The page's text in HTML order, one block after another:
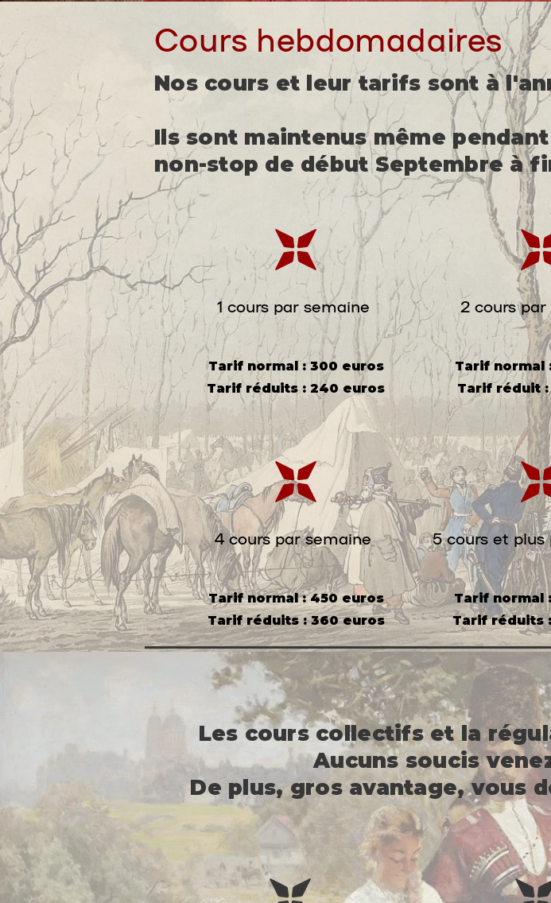
Cours hebdomadaires
Nos cours et leur tarifs sont à
Ils sont maintenus même
non-stop de début Septembre à
1 cours par semaine
Tarif normal : 300 euros
Tarif réduits : 240 euros
4 cours par semaine
Tarif normal : 450 euros
Tarif réduits : 360 euros
2 cours par
Tarif normal
Tarif réduit
5 cours et plus
Tarif normal
Tarif réduits
Les cours collectifs et la
Aucuns soucis
De plus, gros avantage, vous